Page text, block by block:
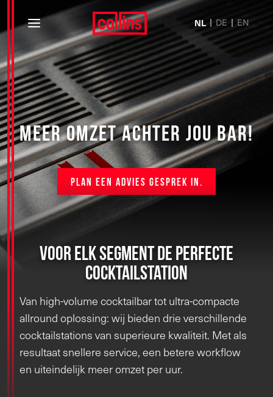
NL DE EN
MEER OMZET ACHTER JOU BAR!
Plan een advies gesprek in.
Voor elk segment de perfecte
cocktailstation
Van high-volume cocktailbar tot ultra-compacte
allround oplossing: wij bieden drie verschillende
cocktailstations van superieure kwaliteit. Met als
resultaat snellere service, een betere workflow
en uiteindelijk meer omzet per uur.